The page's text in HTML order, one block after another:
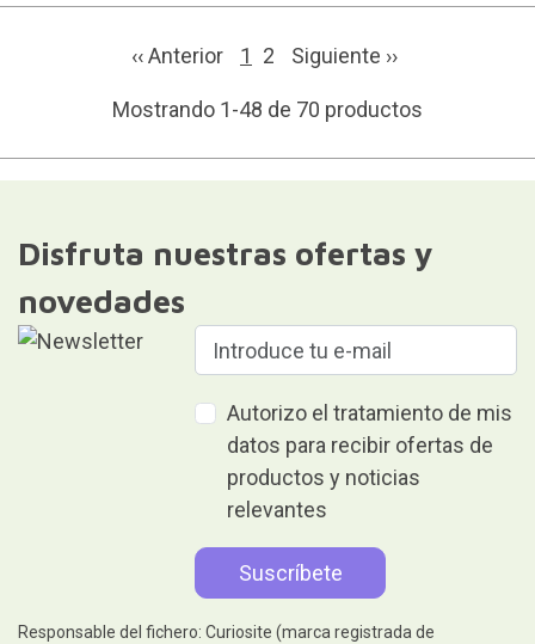
‹‹ Anterior 1 2 Siguiente ››
Mostrando 1-48 de 70 productos
Disfruta nuestras ofertas y
novedades
Autorizo el tratamiento de mis
datos para recibir ofertas de
productos y noticias
relevantes
Responsable del fichero: Curiosite (marca registrada de